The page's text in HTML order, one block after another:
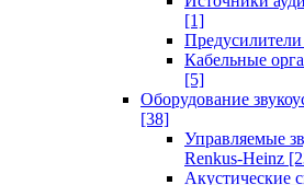
[1]
Кабельные
[5]
Оборудование
[38]
Управляемые
Renkus-Heinz
Акустические